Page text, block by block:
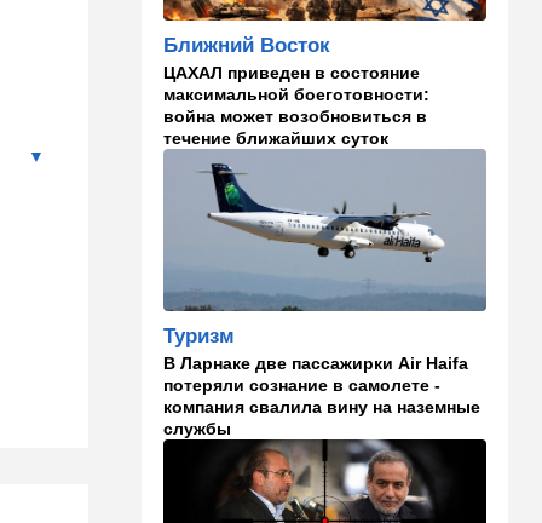
15:45 Ближний Восток
В противовес Израилю и
Ирану: три мусульманские
страны объединились в
"исламский НАТО"
Общество
"Общие культурные коды":
русские дети вместе с
"новую модель ООН"
14:55 Израиль
В Израиле опасаются атак
дронов изнутри страны
14:55 В мире
WSJ: загнанный в угол Путин
может испытать НАТО на
прочность
Ближний Восток
ЦАХАЛ приведен в состояние
максимальной боеготовности:
война может возобновиться в
течение ближайших суток
Туризм
В Ларнаке две пассажирки Air Haifa
потеряли сознание в самолете -
компания свалила вину на наземные
службы